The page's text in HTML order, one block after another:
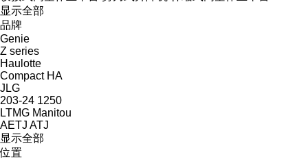
显示全部
品牌
Genie
Z series
Haulotte
Compact HA
JLG
203-24 1250
LTMG Manitou
AETJ ATJ
显示全部
位置